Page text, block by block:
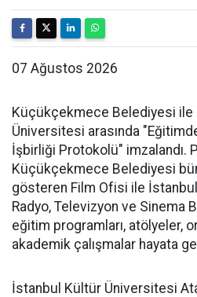
07 Ağustos 2026
Küçükçekmece Belediyesi
Üniversitesi arasında
İşbirliği Protokolü" imzalandı.
Küçükçekmece Belediyesi
gösteren Film Ofisi ile
Radyo, Televizyon ve Sinema
eğitim programları, atölyeler,
akademik çalışmalar hayata
İstanbul Kültür Üniversitesi